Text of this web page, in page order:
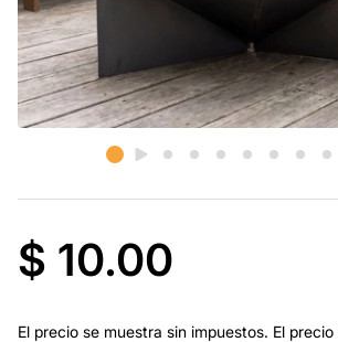
$ 10.00
El precio se muestra sin impuestos. El